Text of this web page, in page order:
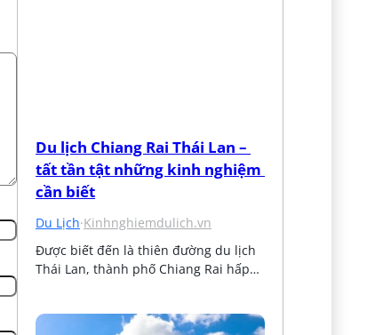
Du lịch Chiang Rai Thái Lan –
tất tần tật những kinh nghiệm
cần biết
Du Lịch·Kinhnghiemdulich.vn
Được biết đến là thiên đường du lịch
Thái Lan, thành phố Chiang Rai hấp…